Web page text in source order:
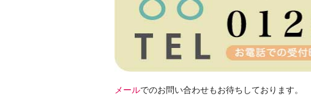
メールでのお問い合わせもお待ちしております。